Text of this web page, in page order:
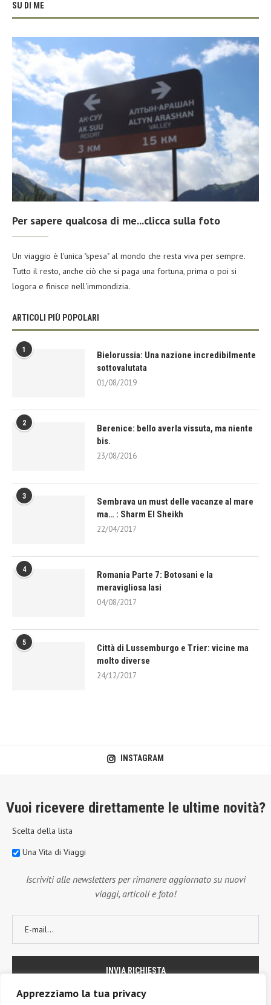
Apprezziamo la tua privacy
SU DI ME
Per sapere qualcosa di me...clicca sulla foto
Un viaggio è l'unica "spesa" al mondo che resta viva per sempre.
Tutto il resto, anche ciò che si paga una fortuna, prima o poi si
logora e finisce nell'immondizia.
ARTICOLI PIÙ POPOLARI
1
Bielorussia: Una nazione incredibilmente
sottovalutata
01/08/2019
2
Berenice: bello averla vissuta, ma niente
bis.
23/08/2016
3
Sembrava un must delle vacanze al mare
ma… : Sharm El Sheikh
22/04/2017
4
Romania Parte 7: Botosani e la
meravigliosa Iasi
04/08/2017
5
Città di Lussemburgo e Trier: vicine ma
molto diverse
24/12/2017
INSTAGRAM
Vuoi ricevere direttamente le ultime novità?
Scelta della lista
Una Vita di Viaggi
Iscriviti alle newsletters per rimanere aggiornato su nuovi
viaggi, articoli e foto!